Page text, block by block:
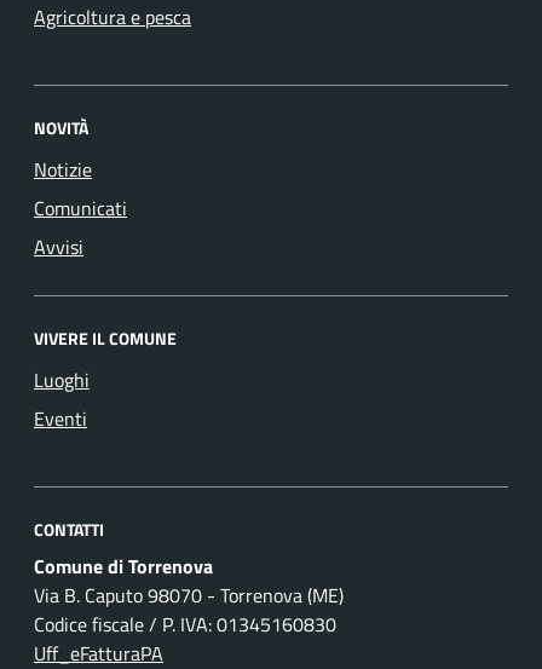
Agricoltura e pesca
NOVITÀ
Notizie
Comunicati
Avvisi
VIVERE IL COMUNE
Luoghi
Eventi
CONTATTI
Comune di Torrenova
Via B. Caputo 98070 - Torrenova (ME)
Codice fiscale / P. IVA: 01345160830
Uff_eFatturaPA